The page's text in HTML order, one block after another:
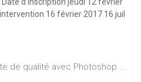
d'inscription jeudi 12 février
16 février 2017 16 juil
de qualité avec Photoshop ...